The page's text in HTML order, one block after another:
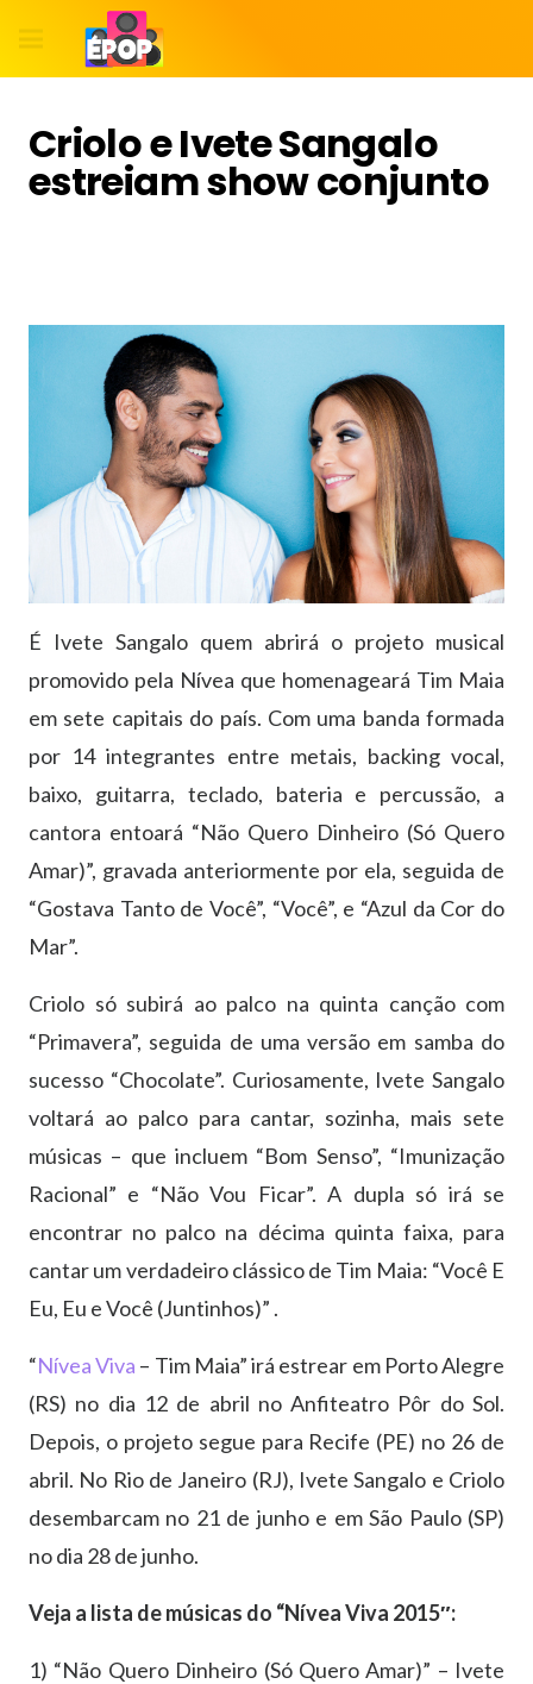
Criolo e Ivete Sangalo
estreiam show conjunto
É Ivete Sangalo quem abrirá o projeto musical
promovido pela Nívea que homenageará Tim Maia
em sete capitais do país. Com uma banda formada
por 14 integrantes entre metais, backing vocal,
baixo, guitarra, teclado, bateria e percussão, a
cantora entoará “Não Quero Dinheiro (Só Quero
Amar)”, gravada anteriormente por ela, seguida de
“Gostava Tanto de Você”, “Você”, e “Azul da Cor do
Mar”.
Criolo só subirá ao palco na quinta canção com
“Primavera”, seguida de uma versão em samba do
sucesso “Chocolate”. Curiosamente, Ivete Sangalo
voltará ao palco para cantar, sozinha, mais sete
músicas – que incluem “Bom Senso”, “Imunização
Racional” e “Não Vou Ficar”. A dupla só irá se
encontrar no palco na décima quinta faixa, para
cantar um verdadeiro clássico de Tim Maia: “Você E
Eu, Eu e Você (Juntinhos)” .
“Nívea Viva – Tim Maia” irá estrear em Porto Alegre
(RS) no dia 12 de abril no Anfiteatro Pôr do Sol.
Depois, o projeto segue para Recife (PE) no 26 de
abril. No Rio de Janeiro (RJ), Ivete Sangalo e Criolo
desembarcam no 21 de junho e em São Paulo (SP)
no dia 28 de junho.
Veja a lista de músicas do “Nívea Viva 2015″:
1) “Não Quero Dinheiro (Só Quero Amar)” – Ivete